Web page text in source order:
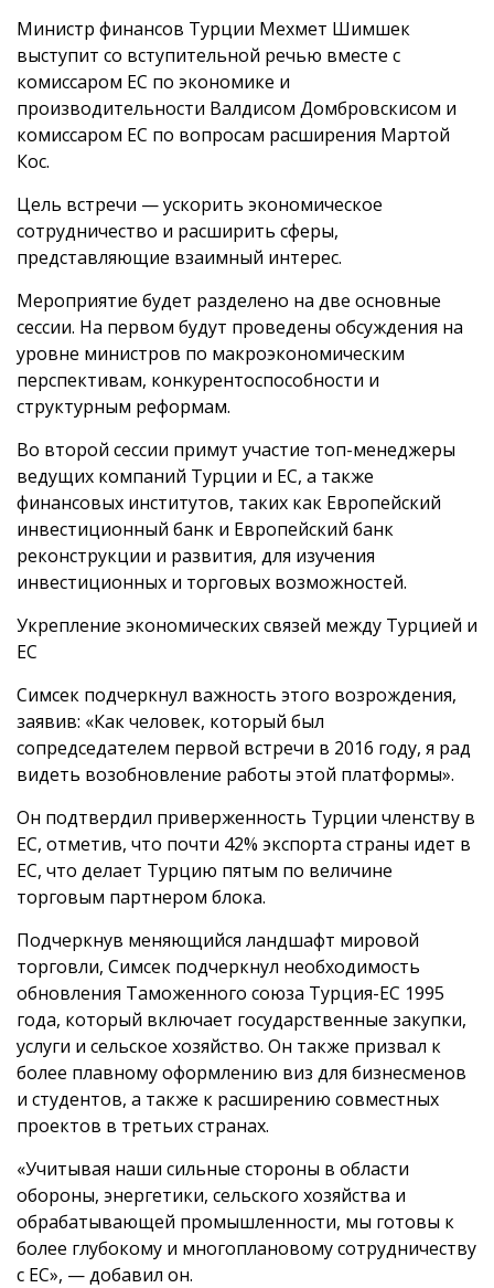
Министр финансов Турции Мехмет Шимшек
выступит со вступительной речью вместе с
комиссаром ЕС по экономике и
производительности Валдисом Домбровскисом и
комиссаром ЕС по вопросам расширения Мартой
Кос.
Цель встречи — ускорить экономическое
сотрудничество и расширить сферы,
представляющие взаимный интерес.
Мероприятие будет разделено на две основные
сессии. На первом будут проведены обсуждения на
уровне министров по макроэкономическим
перспективам, конкурентоспособности и
структурным реформам.
Во второй сессии примут участие топ-менеджеры
ведущих компаний Турции и ЕС, а также
финансовых институтов, таких как Европейский
инвестиционный банк и Европейский банк
реконструкции и развития, для изучения
инвестиционных и торговых возможностей.
Укрепление экономических связей между Турцией и
ЕС
Симсек подчеркнул важность этого возрождения,
заявив: «Как человек, который был
сопредседателем первой встречи в 2016 году, я рад
видеть возобновление работы этой платформы».
Он подтвердил приверженность Турции членству в
ЕС, отметив, что почти 42% экспорта страны идет в
ЕС, что делает Турцию пятым по величине
торговым партнером блока.
Подчеркнув меняющийся ландшафт мировой
торговли, Симсек подчеркнул необходимость
обновления Таможенного союза Турция-ЕС 1995
года, который включает государственные закупки,
услуги и сельское хозяйство. Он также призвал к
более плавному оформлению виз для бизнесменов
и студентов, а также к расширению совместных
проектов в третьих странах.
«Учитывая наши сильные стороны в области
обороны, энергетики, сельского хозяйства и
обрабатывающей промышленности, мы готовы к
более глубокому и многоплановому сотрудничеству
с ЕС», — добавил он.